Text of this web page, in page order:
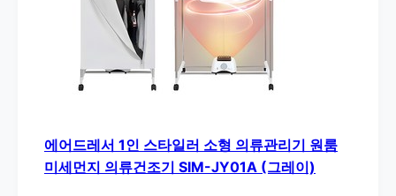
에어드레서 1인 스타일러 소형 의류관리기 원룸
미세먼지 의류건조기 SIM-JY01A (그레이)